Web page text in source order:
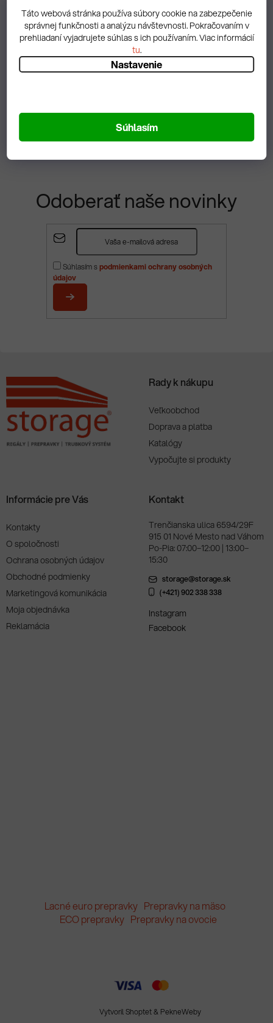
Táto webová stránka používa súbory cookie na zabezpečenie
správnej funkčnosti a analýzu návštevnosti. Pokračovaním v
prehliadaní vyjadrujete súhlas s ich používaním. Viac informácií
tu.
Nastavenie
Súhlasím
Spätná väzba
Zobrazit hodnotenie
Odoberať naše novinky
Súhlasím spodmienkami ochrany osobných
údajov
PRIHLÁSIŤ
Rady k nákupu
Veľkoobchod
Doprava a platba
Katalógy
Vypočujte si produkty
Informácie pre Vás
Kontakty
O spoločnosti
Ochrana osobných údajov
Obchodné podmienky
Marketingová komunikácia
Moja objednávka
Reklamácia
Kontakt
Trenčianska ulica 6594/29F
915 01 Nové Mesto nad Váhom
Po-Pia: 07:00–12:00 | 13:00–
15:30
storage@storage.sk
(+421) 902 338 338
Instagram
Facebook
Lacné euro prepravky Prepravky na mäso
ECO prepravky Prepravky na ovocie
Vytvoril Shoptet& PekneWeby